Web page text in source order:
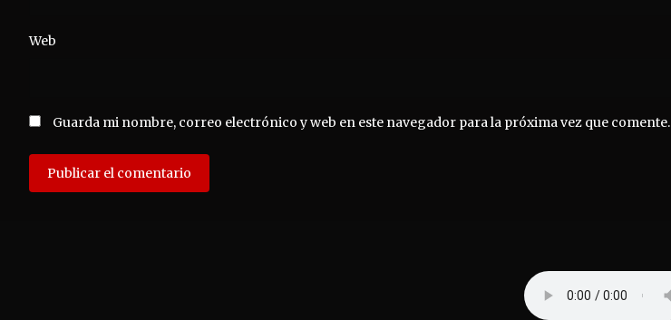
Web
Guarda mi nombre, correo electrónico y web en este navegador para la próxima vez que comente.